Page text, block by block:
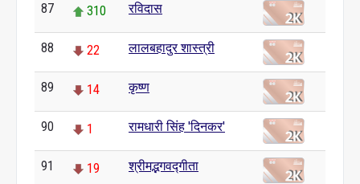
87 310 रविदास
88 22 लालबहादुर शास्त्री
89 14 कृष्ण
90 1 रामधारी सिंह 'दिनकर'
91 19 श्रीमद्भगवद्गीता